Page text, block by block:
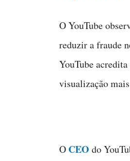
O YouTube
reduzir a fraude
YouTube
visualização
O CEO do